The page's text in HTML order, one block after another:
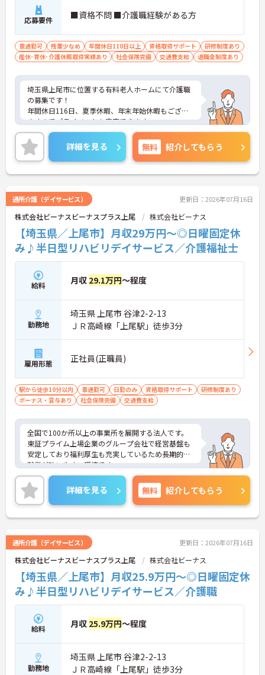
応募要件 ■資格不問 ■介護職経験がある方
車通勤可 残業少なめ 年間休日110日以上 資格取得サポート
研修制度あり
産休･育休･介護休暇取得実績あり
社会保険完備 交通費支給 退職金制度あり
埼玉県上尾市に位置する有料老人ホームにて介護職
の募集です！
年間休日116日、夏季休暇、年末年始休暇もござい
ますのでプライベートも充実できます。
ご興味を持たれた方は、詳細等お伝えさせて頂きま
すのでお気軽にお問合せ下さい。
詳細を見る 無料 紹介してもらう
通所介護（デイサービス） 更新日：2026年07月16日
株式会社ビーナスビーナスプラス上尾 株式会社ビーナス
【埼玉県／上尾市】月収29万円～◎日曜固定休
み♪半日型リハビリデイサービス／介護福祉士
給料 月収 29.1万円～程度
勤務地
埼玉県 上尾市 谷津2-2-13
ＪＲ高崎線「上尾駅」徒歩3分
雇用形態 正社員(正職員)
駅から徒歩10分以内 車通勤可 日勤のみ 資格取得サポート
研修制度あり
ボーナス・賞与あり
社会保険完備 交通費支給
全国で100か所以上の事業所を展開する法人です。
東証プライム上場企業のグループ会社で経営基盤も
安定しており福利厚生も充実しているため長期的な
就業が叶いやすい環境です。
また、キャリアパス制度が整っているので、経験が
浅い方・ブランクがある方も高い目標をもって仕事
に取り組んでいただけます◎
ご興味ある方には、面接対策ポイントなど、さらに
詳細をお話しいたしますのでお気軽にご相談くださ
詳細を見る 無料 紹介してもらう
通所介護（デイサービス） 更新日：2026年07月16日
株式会社ビーナスビーナスプラス上尾 株式会社ビーナス
【埼玉県／上尾市】月収25.9万円～◎日曜固定休
み♪半日型リハビリデイサービス／介護職
給料 月収 25.9万円～程度
勤務地
埼玉県 上尾市 谷津2-2-13
ＪＲ高崎線「上尾駅」徒歩3分